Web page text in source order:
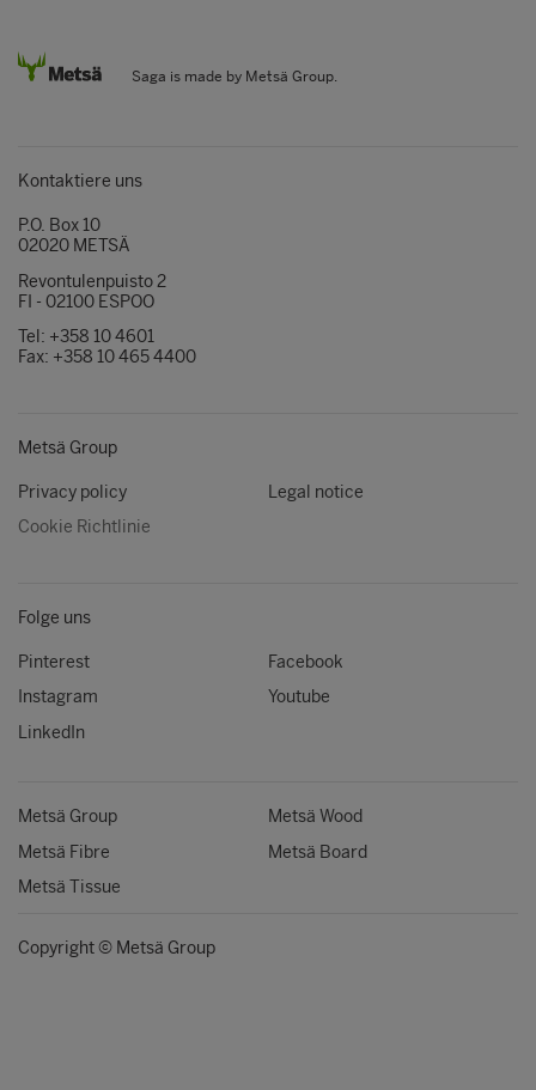
Saga is made by Metsä Group.
Kontaktiere uns
P.O. Box 10
02020 METSÄ
Revontulenpuisto 2
FI - 02100 ESPOO
Tel: +358 10 4601
Fax: +358 10 465 4400
Metsä Group
Privacy policy
Legal notice
Cookie Richtlinie
Folge uns
Pinterest
Facebook
Instagram
Youtube
LinkedIn
Metsä Group
Metsä Wood
Metsä Fibre
Metsä Board
Metsä Tissue
Copyright © Metsä Group